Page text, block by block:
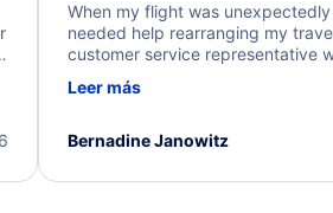
When my flight was
needed help rearranging my
customer service representative
process. They quickly found
I truly appreciate the excellent
Leer más
Bernadine Janowitz